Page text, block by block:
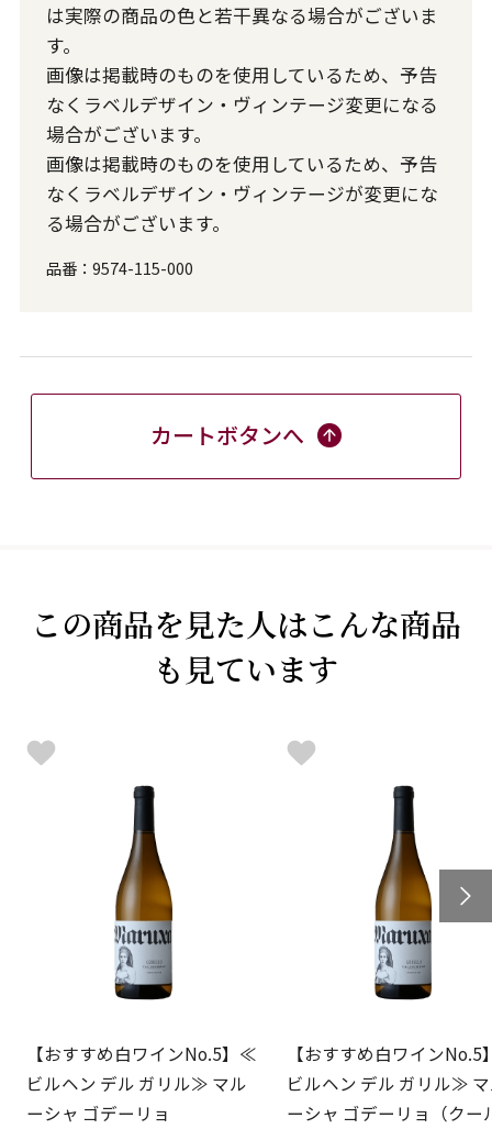
は実際の商品の色と若干異なる場合がございま
す。
画像は掲載時のものを使用しているため、予告
なくラベルデザイン・ヴィンテージ変更になる
場合がございます。
画像は掲載時のものを使用しているため、予告
なくラベルデザイン・ヴィンテージが変更にな
る場合がございます。
品番： 9574-115-000
カートボタンへ
この商品を見た人はこんな商品
も見ています
【おすすめ白ワインNo.5】≪
ビルヘン デル ガリル≫ マル
ーシャ ゴデーリョ
【おすすめ白ワイン
ビルヘン デル ガリル≫
ーシャ ゴデーリョ（クー